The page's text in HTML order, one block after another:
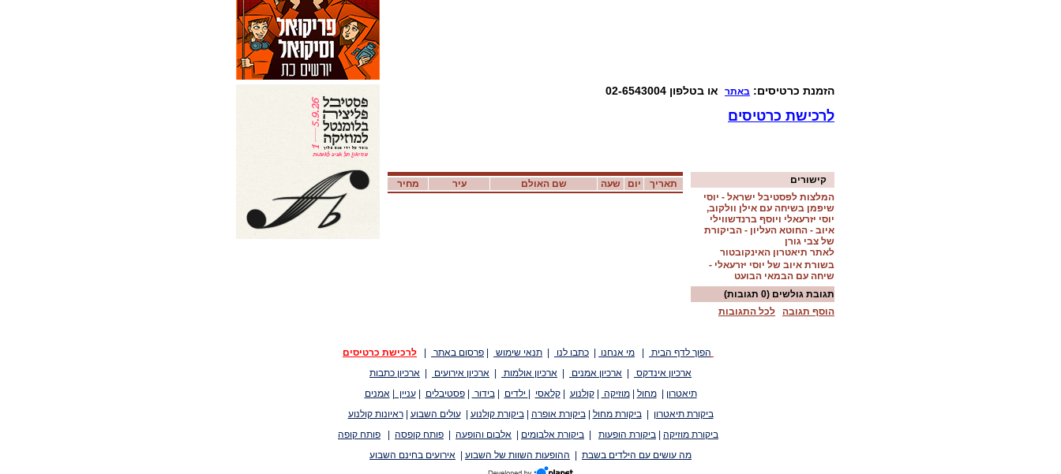
הזמנת כרטיסים: באתר או בטלפון 02-6543004
לרכישת כרטיסים
מחיר עיר שם האולם שעה יום תאריך
קישורים
המלצות לפסטיבל ישראל - יוסי
שיפמן בשיחה עם אילן וולקוב,
יוסי יזרעאלי ויוסף ברנדשווילי
איוב - החוטא העליון - הביקורת
של צבי גורן
לאתר תיאטרון האינקובטור
בשורת איוב של יוסי יזרעאלי -
שיחה עם הבמאי הבועט
תגובת גולשים (0 תגובות)
הוסף תגובה
לכל התגובות
הפוך לדף הבית מי אנחנו כתבו לנו תנאי שימוש פרסום באתר
לרכישת כרטיסים
ארכיון אינדקס
ארכיון אמנים ארכיון אולמות ארכיון אירועים
ארכיון כתבות
תיאטרון
|מחול |מוזיקה |קולנוע |קלאסי ילדים |בידור |פסטיבלים |עניין |אמנים
ביקורת תיאטרון
|ביקורת מחול |ביקורת אופרה |ביקורת קולנוע |עולים השבוע |ראיונות קולנוע
ביקורת מוזיקה
ביקורת הופעות ביקורת אלבומים אלבום והופעה פותח קופסה
פותח קופה
מה עושים עם הילדים בשבת
ההופעות השוות של השבוע אירועים בחינם השבוע